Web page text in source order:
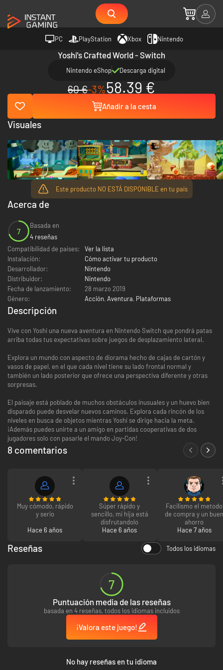
PC PlayStation Xbox Nintendo
Yoshi's Crafted World - Switch
Nintendo eShop Descarga digital
60 €-3%58.39 €
Añadir a la cesta
Este producto NO ESTÁ DISPONIBLE en tu país
Acerca de
7
Basada en
4 reseñas
Compatibilidad de países:
Ver la lista
Instalación:
Cómo activar tu producto
Desarrollador:
Nintendo
Distribuidor:
Nintendo
Fecha de lanzamiento:
28 marzo 2019
Género:
Acción, Aventura, Plataformas
Visuales
Descripción
Vive con Yoshi una nueva aventura en Nintendo Switch que pondrá patas
arriba todas tus expectativas sobre juegos de desplazamiento lateral.
Explora un mundo con aspecto de diorama hecho de cajas de cartón y
vasos de papel, en el que cada nivel tiene su lado frontal normal y
también un lado posterior que ofrece una perspectiva diferente y otras
sorpresas.
El paisaje está poblado de muchos obstáculos inusuales y un huevo bien
disparado puede desvelar nuevos caminos. Explora cada rincón de los
niveles en busca de objetos mientras Yoshi se dirige hacia la meta.
¡Además puedes unirte a un amigo en partidas cooperativas de dos
jugadores solo con pasarle el mando Joy-Con!
8 comentarios
Muy cómodo, rápido
y serio
Hace 6 años
Súper rápido y
sencillo, mi hija está
disfrutandolo
Hace 6 años
Facilismo el metodo
de compra y un buen
ahorro
Hace 7 años
Reseñas Todos los idiomas
7
Puntuación media de las reseñas
basada en 4 reseñas, todos los idiomas incluidos
¡Valora este juego!
No hay reseñas en tu idioma